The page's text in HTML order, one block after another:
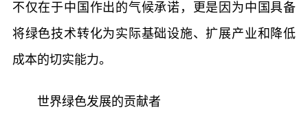
不仅在于中国作出的气候承诺，更是因为中国具备
将绿色技术转化为实际基础设施、扩展产业和降低
成本的切实能力。
世界绿色发展的贡献者